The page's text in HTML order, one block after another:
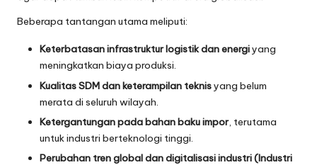
Beberapa tantangan utama meliputi:
Keterbatasan infrastruktur logistik dan energiyang
meningkatkan biaya produksi.
Kualitas SDM dan keterampilan teknisyang belum
merata di seluruh wilayah.
Ketergantungan pada bahan baku impor, terutama
untuk industri berteknologi tinggi.
Perubahan tren global dan digitalisasi industri (Industri